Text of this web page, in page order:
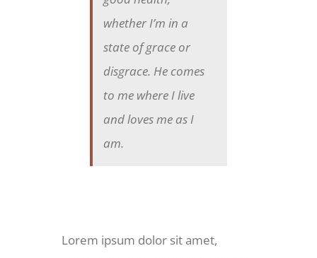
whether I’m in a
state of grace or
disgrace. He comes
to me where I live
and loves me as I
am.
Lorem ipsum dolor sit amet,